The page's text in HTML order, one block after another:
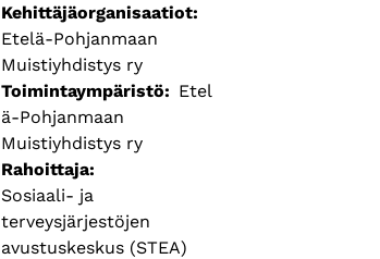
Kehittäjäorganisaatiot
Etelä-Pohjanmaan
Muistiyhdistys ry
Toimintaympäristö
Etel
ä-Pohjanmaan
Muistiyhdistys ry
Rahoittaja
Sosiaali- ja
terveysjärjestöjen
avustuskeskus (STEA)